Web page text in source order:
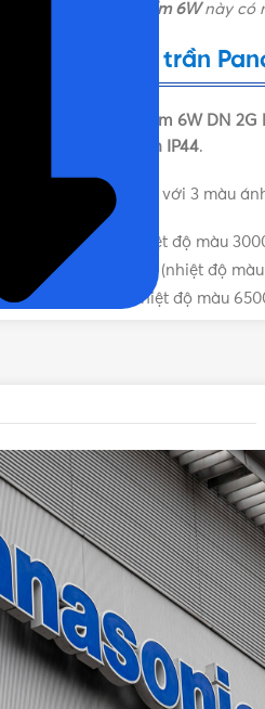
Bóng đèn LED âm trần
downlight chống ẩm 6Wnày có
đèn LED âm trần
chống ẩm 6W DN 2G
ẩm đạt tiêu chuẩn IP44.
3 biến thể tương ứng với 3 màu
Ánh sáng vàng (nhiệt độ màu
Ánh sáng trung tính (nhiệt độ
Ánh sáng trắng (nhiệt độ màu